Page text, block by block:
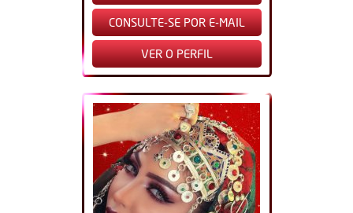
CONSULTE-SE POR E-MAIL
VER O PERFIL